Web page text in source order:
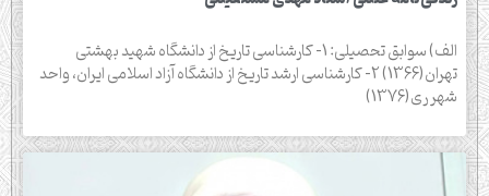
الف) سوابق تحصیلی: 1- کارشناسی تاریخ از دانشگاه شهید بهشتی
تهران(1366) 2- کارشناسی ارشد تاریخ از دانشگاه آزاد اسلامی ایران، واحد
شهر ری(1376)